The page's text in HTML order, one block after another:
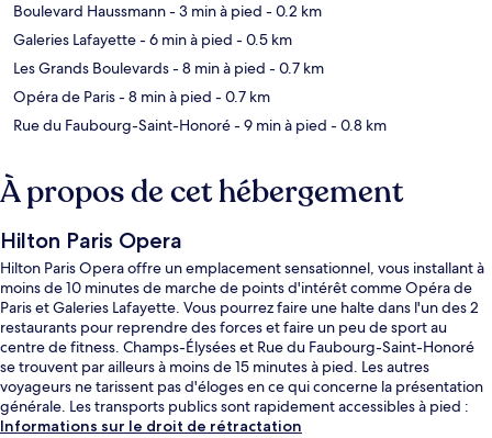
Boulevard Haussmann- 3 min à pied - 0.2 km
Galeries Lafayette- 6 min à pied - 0.5 km
Les Grands Boulevards- 8 min à pied - 0.7 km
Opéra de Paris- 8 min à pied - 0.7 km
Rue du Faubourg-Saint-Honoré- 9 min à pied - 0.8 km
À propos de cet hébergement
Hilton Paris Opera
Hilton Paris Opera offre un emplacement sensationnel, vous installant à
moins de 10 minutes de marche de points d'intérêt comme Opéra de
Paris et Galeries Lafayette. Vous pourrez faire une halte dans l'un des 2
restaurants pour reprendre des forces et faire un peu de sport au
centre de fitness. Champs-Élysées et Rue du Faubourg-Saint-Honoré
se trouvent par ailleurs à moins de 15 minutes à pied. Les autres
voyageurs ne tarissent pas d'éloges en ce qui concerne la présentation
générale. Les transports publics sont rapidement accessibles à pied :
Station de métro Saint-Lazare se situe à quelques pas et Gare
Informations sur le droit de rétractation